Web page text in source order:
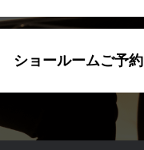
ショールームご予約